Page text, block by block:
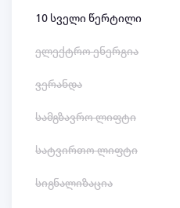
10 სველი წერტილი
ელექტრო ენერგია
ვერანდა
სამგზავრო ლიფტი
სატვირთო ლიფტი
სიგნალიზაცია